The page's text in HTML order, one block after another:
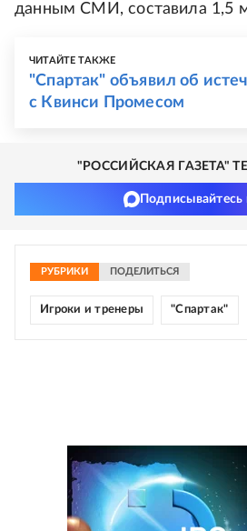
данным СМИ, составила 1,5
ЧИТАЙТЕ ТАКЖЕ
"Спартак" объявил об
с Квинси Промесом
"РОССИЙСКАЯ ГАЗЕТА"
Подписывайтесь
РУБРИКИ ПОДЕЛИТЬСЯ
Игроки и тренеры "Спартак"